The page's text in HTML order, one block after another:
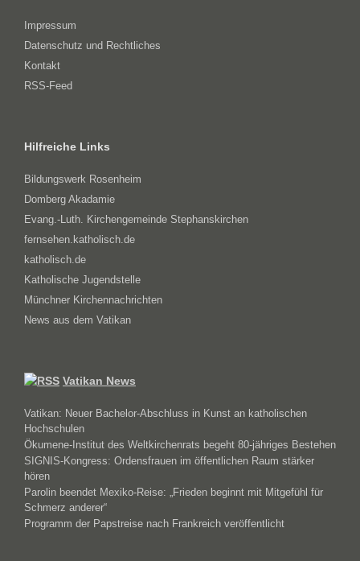
Impressum
Datenschutz und Rechtliches
Kontakt
RSS-Feed
Hilfreiche Links
Bildungswerk Rosenheim
Domberg Akadamie
Evang.-Luth. Kirchengemeinde Stephanskirchen
fernsehen.katholisch.de
katholisch.de
Katholische Jugendstelle
Münchner Kirchennachrichten
News aus dem Vatikan
Vatikan News
Vatikan: Neuer Bachelor-Abschluss in Kunst an katholischen
Hochschulen
Ökumene-Institut des Weltkirchenrats begeht 80-jähriges Bestehen
SIGNIS-Kongress: Ordensfrauen im öffentlichen Raum stärker
hören
Parolin beendet Mexiko-Reise: „Frieden beginnt mit Mitgefühl für
Schmerz anderer“
Programm der Papstreise nach Frankreich veröffentlicht